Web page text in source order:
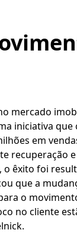
mercado
iniciativa
em
recuperação
êxito foi
que a
o
no cliente